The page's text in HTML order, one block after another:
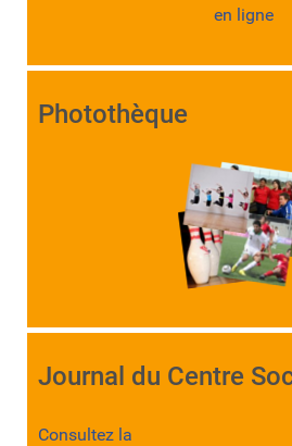
en ligne
Photothèque
Journal du Centre
Consultez la